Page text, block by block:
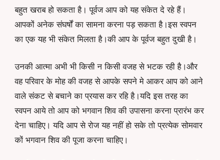
बहुत खराब हो सकता है। पूर्वज आप को यह संकेत दे रहे हैं।
आपकों अनेक संघर्षों का सामना करना पड़ सकता है।इस स्वपन
का एक यह भी संकेत मिलता है।की आप के पूर्वज बहुत दुखी है।
उनकी आत्मा अभी भी किसी न किसी वजह से भटक रही है।और
वह परिवार के मोह की वजह से आपके सपने मे आकर आप को आने
वाले संकट से बचाने का प्रयास कर रहि है।यदि इस तरह का
स्वपन आये तो आप को भगवान शिव की उपासना करना प्रारंभ कर
देना चाहिए। यदि आप से रोज यह नहीं हो सके तो प्रत्येक सोमवार
कों भगवान शिव की पूजा करना चाहिए।